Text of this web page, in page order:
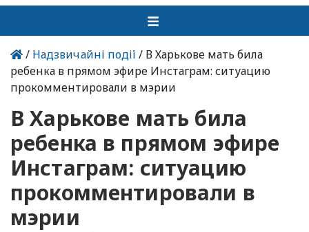
/ Надзвичайні події / В Харькове мать била
ребенка в прямом эфире Инстаграм: ситуацию
прокомментировали в мэрии
В Харькове мать била
ребенка в прямом эфире
Инстаграм: ситуацию
прокомментировали в
мэрии